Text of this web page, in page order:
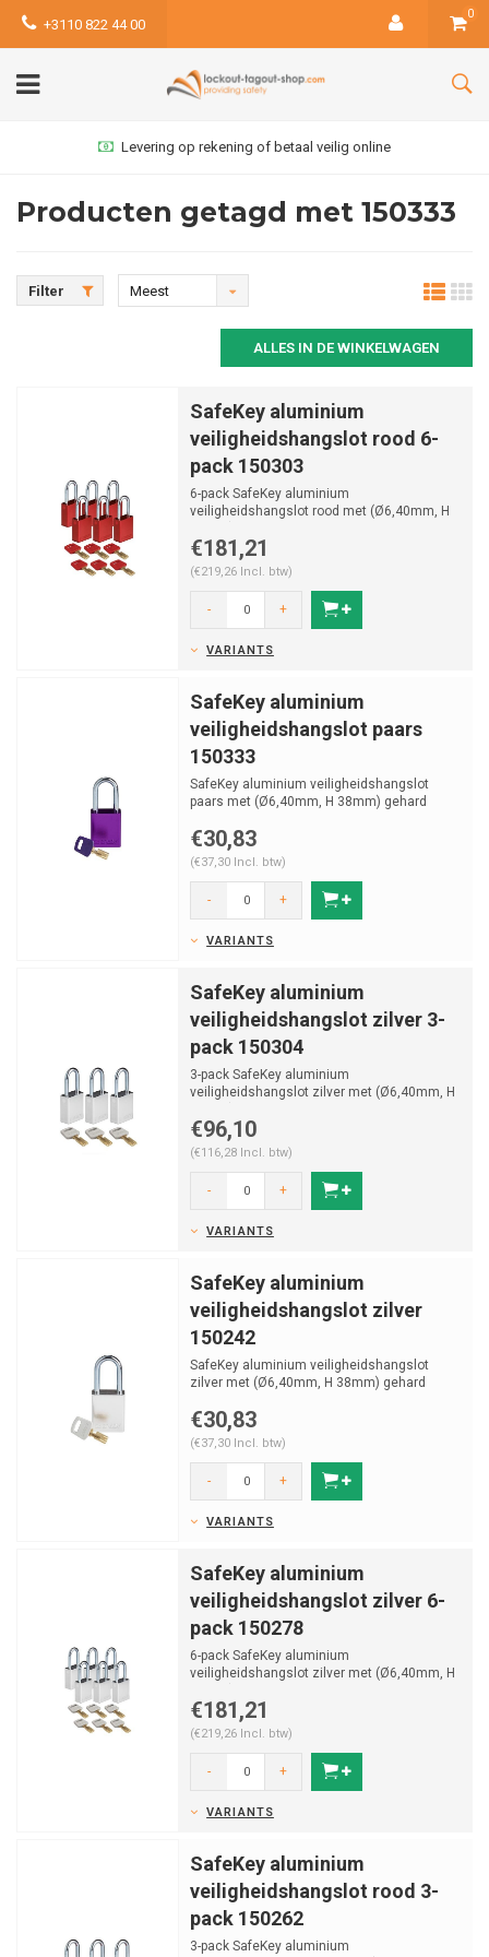
+3110 822 44 00
0
Levering op rekening of betaal veilig online
Producten getagd met 150333
Filter
Meest
ALLES IN DE WINKELWAGEN
SafeKey aluminium
veiligheidshangslot rood 6-
pack 150303
6-pack SafeKey aluminium
veiligheidshangslot rood met (Ø6,40mm, H
€181,21
(€219,26 Incl. btw)
- +
VARIANTS
SafeKey aluminium
veiligheidshangslot paars
150333
SafeKey aluminium veiligheidshangslot
paars met (Ø6,40mm, H 38mm) gehard
€30,83
(€37,30 Incl. btw)
- +
VARIANTS
SafeKey aluminium
veiligheidshangslot zilver 3-
pack 150304
3-pack SafeKey aluminium
veiligheidshangslot zilver met (Ø6,40mm, H
€96,10
(€116,28 Incl. btw)
- +
VARIANTS
SafeKey aluminium
veiligheidshangslot zilver
150242
SafeKey aluminium veiligheidshangslot
zilver met (Ø6,40mm, H 38mm) gehard
€30,83
(€37,30 Incl. btw)
- +
VARIANTS
SafeKey aluminium
veiligheidshangslot zilver 6-
pack 150278
6-pack SafeKey aluminium
veiligheidshangslot zilver met (Ø6,40mm, H
€181,21
(€219,26 Incl. btw)
- +
VARIANTS
SafeKey aluminium
veiligheidshangslot rood 3-
pack 150262
3-pack SafeKey aluminium